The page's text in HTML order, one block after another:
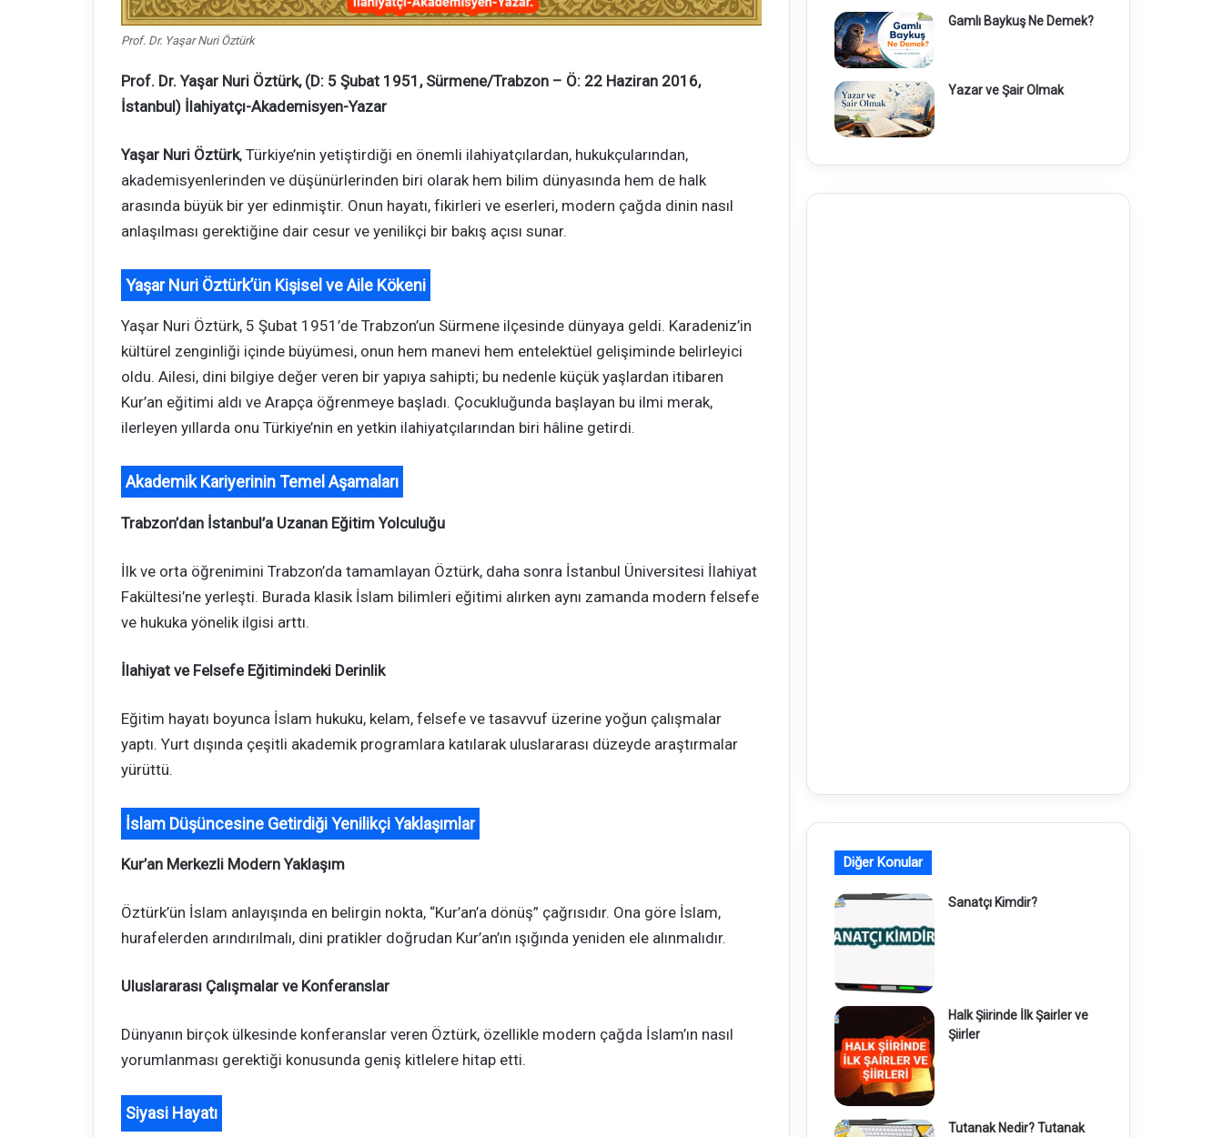
Prof. Dr. Yaşar Nuri Öztürk
Prof. Dr. Yaşar Nuri Öztürk, (D: 5 Şubat 1951, Sürmene/Trabzon – Ö: 22 Haziran 2016,
İstanbul) İlahiyatçı-Akademisyen-Yazar
Yaşar Nuri Öztürk, Türkiye’nin yetiştirdiği en önemli ilahiyatçılardan, hukukçularından,
akademisyenlerinden ve düşünürlerinden biri olarak hem bilim dünyasında hem de halk
arasında büyük bir yer edinmiştir. Onun hayatı, fikirleri ve eserleri, modern çağda dinin nasıl
anlaşılması gerektiğine dair cesur ve yenilikçi bir bakış açısı sunar.
Yaşar Nuri Öztürk’ün Kişisel ve Aile Kökeni
Yaşar Nuri Öztürk, 5 Şubat 1951’de Trabzon’un Sürmene ilçesinde dünyaya geldi. Karadeniz’in
kültürel zenginliği içinde büyümesi, onun hem manevi hem entelektüel gelişiminde belirleyici
oldu. Ailesi, dini bilgiye değer veren bir yapıya sahipti; bu nedenle küçük yaşlardan itibaren
Kur’an eğitimi aldı ve Arapça öğrenmeye başladı. Çocukluğunda başlayan bu ilmi merak,
ilerleyen yıllarda onu Türkiye’nin en yetkin ilahiyatçılarından biri hâline getirdi.
Akademik Kariyerinin Temel Aşamaları
Trabzon’dan İstanbul’a Uzanan Eğitim Yolculuğu
İlk ve orta öğrenimini Trabzon’da tamamlayan Öztürk, daha sonra İstanbul Üniversitesi İlahiyat
Fakültesi’ne yerleşti. Burada klasik İslam bilimleri eğitimi alırken aynı zamanda modern felsefe
ve hukuka yönelik ilgisi arttı.
İlahiyat ve Felsefe Eğitimindeki Derinlik
Eğitim hayatı boyunca İslam hukuku, kelam, felsefe ve tasavvuf üzerine yoğun çalışmalar
yaptı. Yurt dışında çeşitli akademik programlara katılarak uluslararası düzeyde araştırmalar
yürüttü.
İslam Düşüncesine Getirdiği Yenilikçi Yaklaşımlar
Kur’an Merkezli Modern Yaklaşım
Öztürk’ün İslam anlayışında en belirgin nokta, “Kur’an’a dönüş” çağrısıdır. Ona göre İslam,
hurafelerden arındırılmalı, dini pratikler doğrudan Kur’an’ın ışığında yeniden ele alınmalıdır.
Uluslararası Çalışmalar ve Konferanslar
Dünyanın birçok ülkesinde konferanslar veren Öztürk, özellikle modern çağda İslam’ın nasıl
yorumlanması gerektiği konusunda geniş kitlelere hitap etti.
Siyasi Hayatı
Gamlı Baykuş Ne Demek?
Yazar ve Şair Olmak
Diğer Konular
Sanatçı Kimdir?
Halk Şiirinde İlk Şairler ve
Şiirler
Tutanak Nedir? Tutanak